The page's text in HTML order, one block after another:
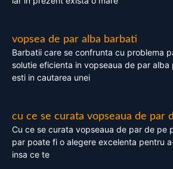
vopsea de par alba barbati
Barbatii care se confrunta cu problema
solutie eficienta in vopseaua de par
esti in cautarea unei
cu ce se curata vopseaua de par
Cu ce se curata vopseaua de par de pe
par poate fi o alegere excelenta pentru
insa ce te